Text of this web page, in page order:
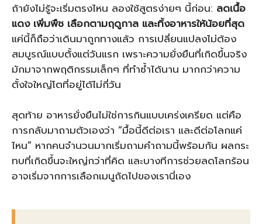
ถ้ายังไม่รู้จะเริ่มตรงไหน ลองใช้สูตรง่ายๆ นี้ก่อน: ลดเนื้อ
แดง เพิ่มพืช เลือกตามฤดูกาล และทิ้งอาหารให้น้อยที่สุด
แค่นี้ก็ถือว่าเดินมาถูกทางแล้ว การเปลี่ยนแปลงไม่ต้อง
สมบูรณ์แบบตั้งแต่วันแรก เพราะความยั่งยืนที่เกิดขึ้นจริง
มักมาจากพฤติกรรมเล็กๆ ที่ทำซ้ำได้นาน มากกว่าความ
ตั้งใจใหญ่โตที่อยู่ได้ไม่กี่วัน
สุดท้าย อาหารยั่งยืนไม่ใช่การกินแบบเคร่งเครียด แต่คือ
การกลับมาถามตัวเองว่า “มื้อนี้ดีต่อเรา และดีต่อโลกแค่
ไหน” หากคนจำนวนมากเริ่มถามคำถามนี้พร้อมกัน ผลกระ
ทบที่เกิดขึ้นจะใหญ่กว่าที่คิด และบางทีการช่วยลดโลกร้อน
อาจเริ่มจากการเลือกเมนูถัดไปของเรานี่เอง